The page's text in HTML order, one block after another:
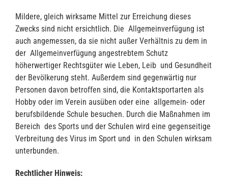
Mildere, gleich wirksame Mittel zur Erreichung dieses
Zwecks sind nicht ersichtlich. Die Allgemeinverfügung ist
auch angemessen, da sie nicht außer Verhältnis zu dem in
der Allgemeinverfügung angestrebtem Schutz
höherwertiger Rechtsgüter wie Leben, Leib und Gesundheit
der Bevölkerung steht. Außerdem sind gegenwärtig nur
Personen davon betroffen sind, die Kontaktsportarten als
Hobby oder im Verein ausüben oder eine allgemein- oder
berufsbildende Schule besuchen. Durch die Maßnahmen im
Bereich des Sports und der Schulen wird eine gegenseitige
Verbreitung des Virus im Sport und in den Schulen wirksam
unterbunden.
Rechtlicher Hinweis: